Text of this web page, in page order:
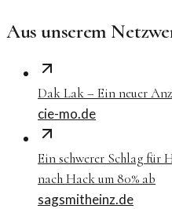
Aus unserem
Dak Lak – Ein neuer
cie-mo.de
Ein schwerer Schlag für
nach Hack um 80% ab
sagsmitheinz.de